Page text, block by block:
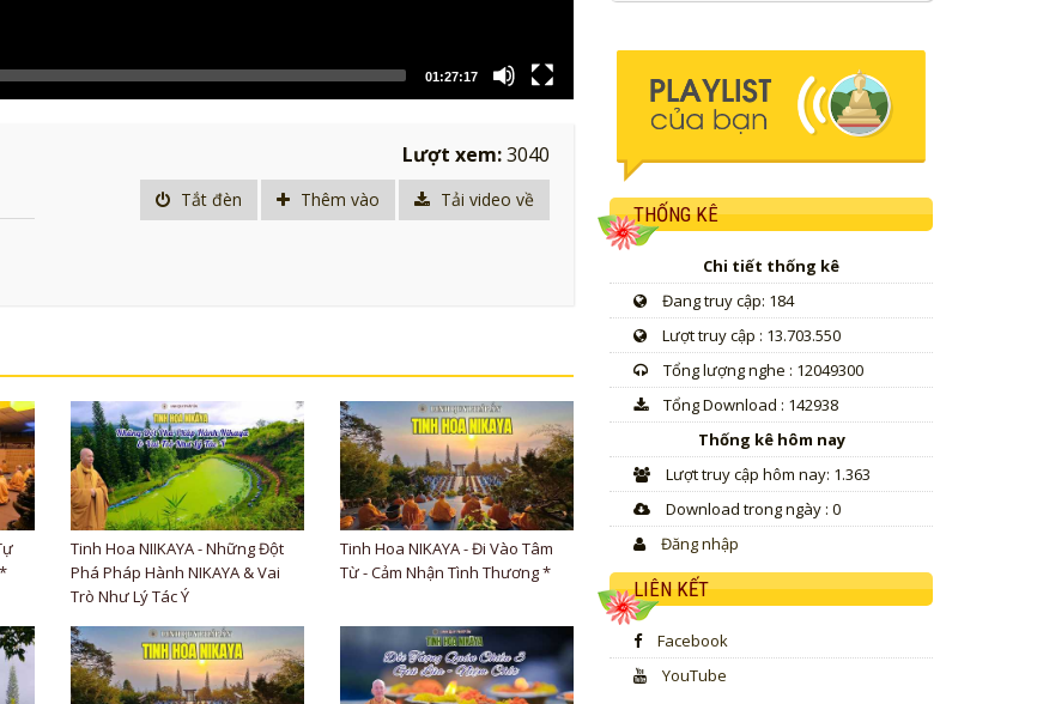
01:27:17
Lượt xem:3040
Tắt đèn Thêm vào Tải video về
Tinh Hoa NIIKAYA - Những Đột
Phá Pháp Hành NIKAYA & Vai
Trò Như Lý Tác Ý
Tinh Hoa NIKAYA - Đi Vào Tâm
Từ - Cảm Nhận Tình Thương *
THỐNG KÊ
Chi tiết thống kê
Đang truy cập: 184
Lượt truy cập : 13.703.550
Tổng lượng nghe : 12049300
Tổng Download : 142938
Thống kê hôm nay
Lượt truy cập hôm nay: 1.363
Download trong ngày : 0
Đăng nhập
LIÊN KẾT
Facebook
YouTube